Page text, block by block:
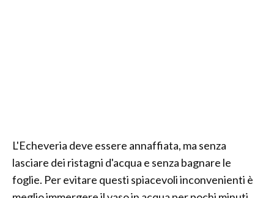
L'Echeveria deve essere annaffiata, ma senza
lasciare dei ristagni d'acqua e senza bagnare le
foglie. Per evitare questi spiacevoli inconvenienti è